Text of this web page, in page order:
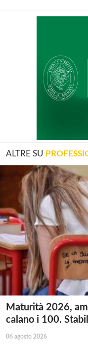
ALTRE SU
Maturità 2026,
calano i 100.
06 agosto 2026